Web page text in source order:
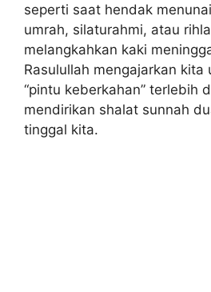
seperti saat hendak
umrah, silaturahmi, atau
melangkahkan kaki
Rasulullah mengajarkan kita
“pintu keberkahan” terlebih
mendirikan shalat sunnah
tinggal kita.